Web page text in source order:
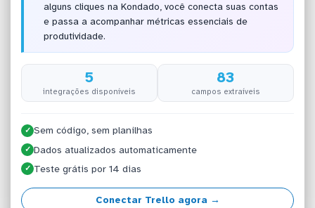
alguns cliques na Kondado, você conecta suas contas
e passa a acompanhar métricas essenciais de
produtividade.
5
integrações disponíveis
83
campos extraíveis
✓ Sem código, sem planilhas
✓ Dados atualizados automaticamente
✓ Teste grátis por 14 dias
Conectar Trello agora →